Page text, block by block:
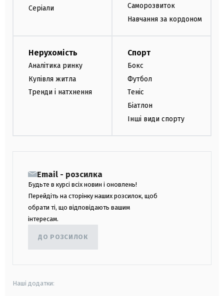
Серіали
Саморозвиток
Навчання за кордоном
Нерухомість
Аналітика ринку
Купівля житла
Тренди і натхнення
Спорт
Бокс
Футбол
Теніс
Біатлон
Інші види спорту
Email - розсилка
Будьте в курсі всіх новин і оновлень!
Перейдіть на сторінку наших розсилок, щоб
обрати ті, що відповідають вашим
інтересам.
ДО РОЗСИЛОК
Наші додатки: